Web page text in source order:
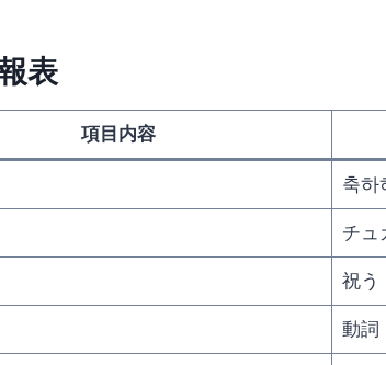
表
項目内容
축하
チュ
祝う
動詞